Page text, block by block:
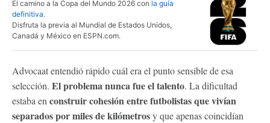
El camino a la Copa del Mundo 2026 con la guía
definitiva.
Disfruta la previa al Mundial de Estados Unidos,
Canadá y México en ESPN.com.
Advocaat entendió rápido cuál era el punto sensible de esa
selección. El problema nunca fue el talento. La dificultad
estaba en construir cohesión entre futbolistas que vivían
separados por miles de kilómetrosy que apenas coincidían